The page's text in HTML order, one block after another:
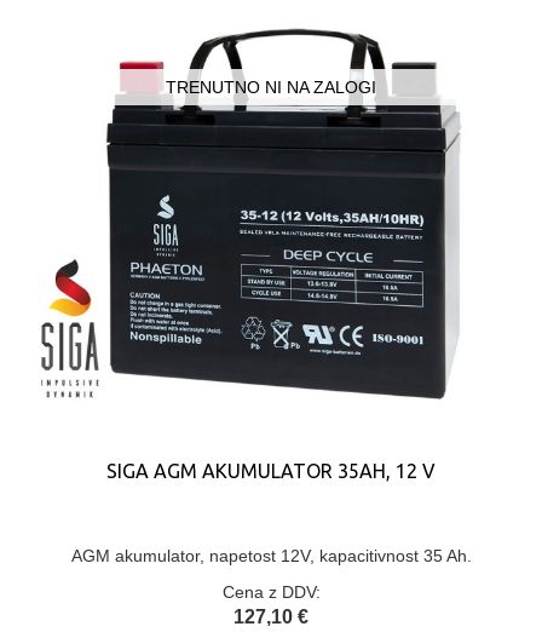
TRENUTNO NI NA ZALOGI
SIGA AGM AKUMULATOR 35AH, 12 V
AGM akumulator, napetost 12V, kapacitivnost 35 Ah.
Cena z DDV:
127,10 €